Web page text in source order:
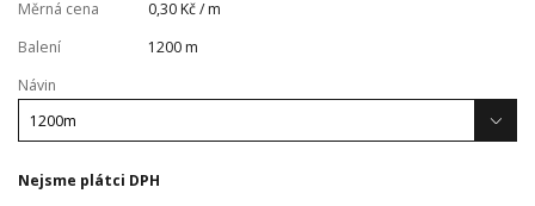
Měrná cena
0,30 Kč / m
Balení
1200 m
Návin
Nejsme plátci DPH